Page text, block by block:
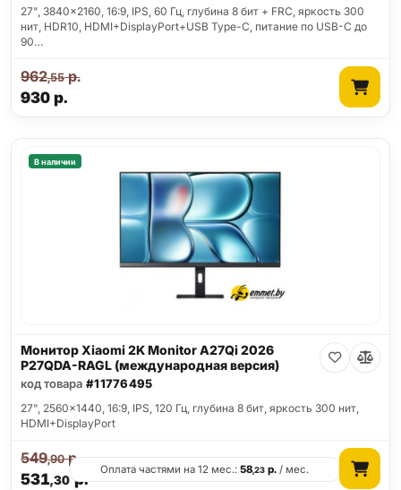
27", 3840x2160, 16:9, IPS, 60 Гц, глубина 8 бит + FRC, яркость 300
нит, HDR10, HDMI+DisplayPort+USB Type-C, питание по USB-C до
90…
930р.
962,55р.
В наличии
Монитор Xiaomi 2K Monitor A27Qi 2026
P27QDA-RAGL (международная версия)
код товара #11776495
27", 2560x1440, 16:9, IPS, 120 Гц, глубина 8 бит, яркость 300 нит,
HDMI+DisplayPort
531,30р.
549,90р.
Оплата частями на 12 мес.:58,23 р. / мес.